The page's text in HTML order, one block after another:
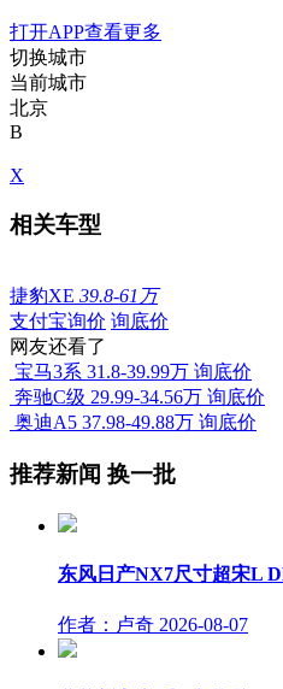
打开APP查看更多
切换城市
当前城市
北京
B
X
相关车型
捷豹XE 39.8-61万
支付宝询价 询底价
网友还看了
宝马3系 31.8-39.99万 询底价
奔驰C级 29.99-34.56万 询底价
奥迪A5 37.98-49.88万 询底价
推荐新闻 换一批
东风日产NX7尺寸超宋L
作者：卢奇 2026-08-07